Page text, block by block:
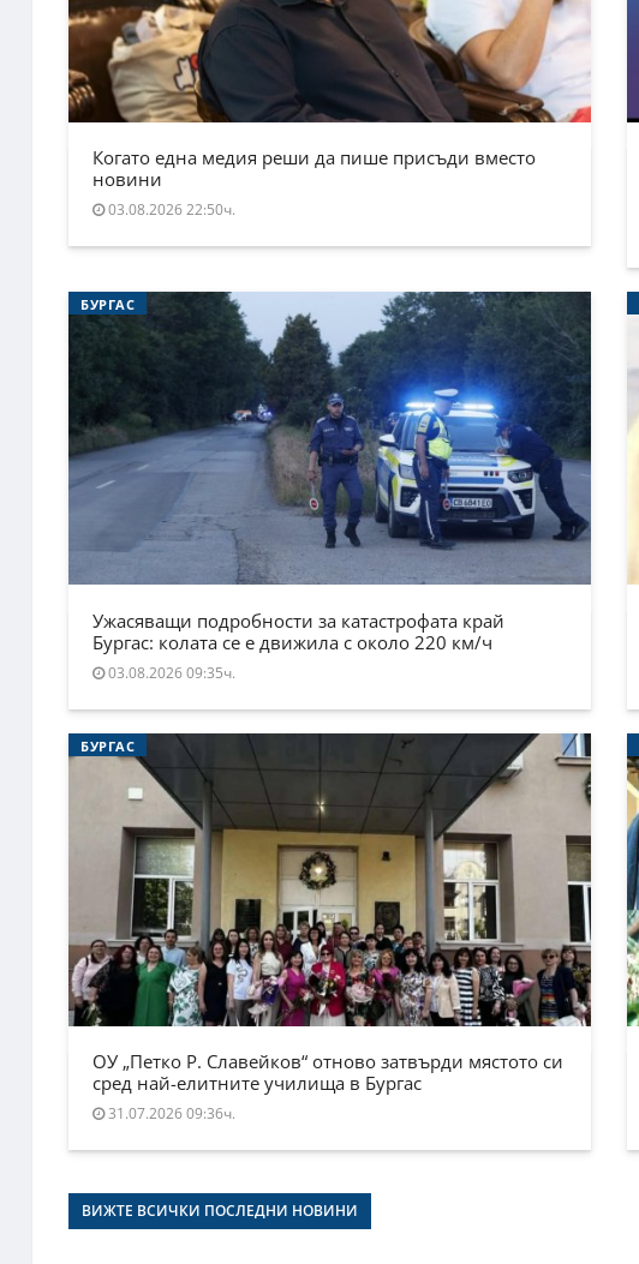
Когато една медия реши да пише присъди вместо
новини
03.08.2026 22:50ч.
БУРГАС
Ужасяващи подробности за катастрофата край
Бургас: колата се е движила с около 220 км/ч
03.08.2026 09:35ч.
БУРГАС
ОУ „Петко Р. Славейков“ отново затвърди мястото си
сред най-елитните училища в Бургас
31.07.2026 09:36ч.
ВИЖТЕ ВСИЧКИ ПОСЛЕДНИ НОВИНИ